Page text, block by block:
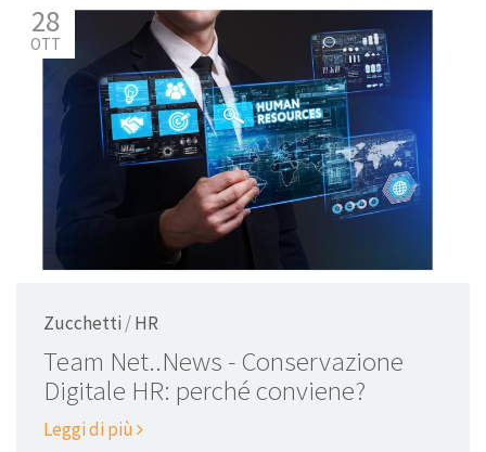
28
OTT
Zucchetti /HR
Team Net..News - Conservazione
Digitale HR: perché conviene?
Leggi di più